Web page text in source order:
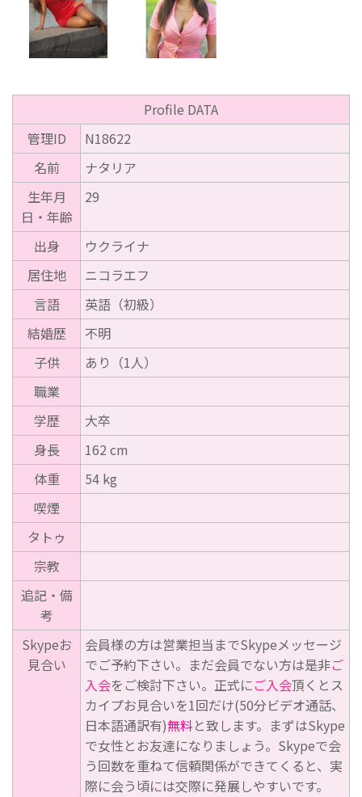
Profile DATA
管理ID
N18622
名前
ナタリア
生年月
日・年齢
29
出身
ウクライナ
居住地
ニコラエフ
言語
英語（初級）
結婚歴
不明
子供
あり（1人）
職業
学歴
大卒
身長
162 cm
体重
54 kg
喫煙
タトゥ
宗教
追記・備
考
Skypeお
見合い
会員様の方は営業担当までSkypeメッセージ
でご予約下さい。まだ会員でない方は是非ご
入会をご検討下さい。正式にご入会頂くとス
カイプお見合いを1回だけ(50分ビデオ通話、
日本語通訳有)無料と致します。まずはSkype
で女性とお友達になりましょう。Skypeで会
う回数を重ねて信頼関係ができてくると、実
際に会う頃には交際に発展しやすいです。